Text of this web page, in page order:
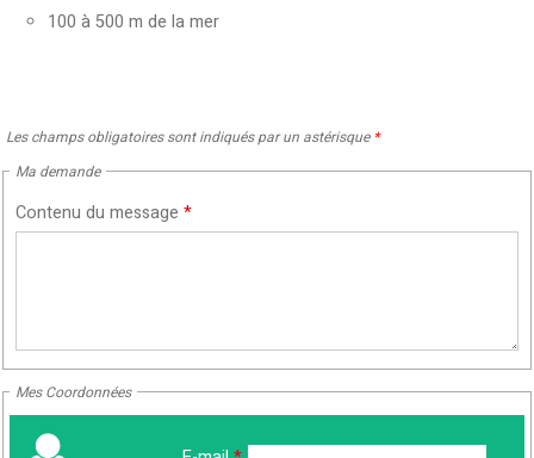
100 à 500 m de la mer
Les champs obligatoires sont indiqués par un astérisque *
Ma demande
Contenu du message *
Mes Coordonnées